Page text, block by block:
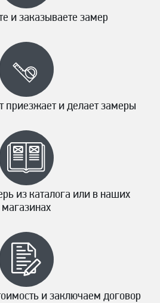
и заказываете замер
приезжает и делает замеры
из каталога или в наших
магазинах
и заключаем договор